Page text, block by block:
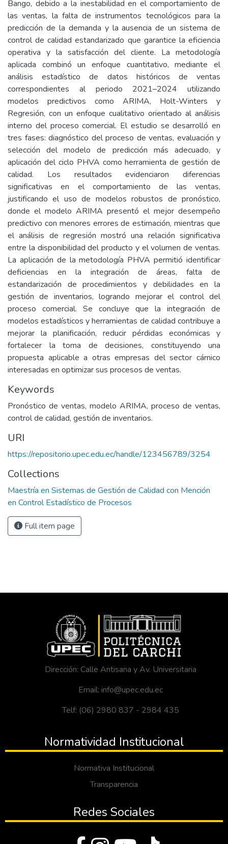
Bango, debido a la inestabilidad en el comportamiento de
las ventas, la falta de instrumentos tecnológicos para la
predicción de la demanda y la ausencia de un sistema de
control de calidad estandarizado que garantice la eficiencia
operativa y la satisfacción del cliente. La metodología
aplicada combinó un enfoque cuantitativo, mediante el
análisis estadístico de datos históricos de ventas
correspondientes al periodo 2021–2024 utilizando
modelos predictivos como ARIMA, Holt-Winters y
Regresión, con un enfoque cualitativo orientado al análisis
interno del proceso comercial. El estudio se desarrolló en
tres fases: diagnóstico del proceso de ventas, evaluación y
selección del modelo de predicción más adecuado, y
aplicación del ciclo PHVA como herramienta de gestión de
calidad. Los resultados evidenciaron diferencias
significativas en el comportamiento de las ventas,
justificando el uso de modelos robustos de pronóstico,
donde el modelo ARIMA presentó el mejor desempeño
predictivo con menores errores de estimación, mientras que
el análisis de regresión mostró una relación significativa
entre la disponibilidad del producto y el volumen de ventas.
La aplicación de la metodología PHVA permitió identificar
deficiencias en la integración de áreas, falta de
estandarización de procedimientos y debilidades en la
gestión de inventarios, logrando mejorar el control del
proceso comercial. Se concluye que la integración de
modelos estadísticos y herramientas de calidad contribuye a
mejorar la planificación, reducir pérdidas económicas y
fortalecer la toma de decisiones, constituyendo una
propuesta aplicable a otras empresas del sector cárnico
interesadas en optimizar sus procesos de ventas.
Keywords
Pronóstico de ventas, modelo ARIMA, proceso de ventas,
control de calidad, gestión de inventarios.
URI
https://repositorio.upec.edu.ec/handle/123456789/3254
Collections
Maestría en Sistemas de Gestión de Calidad con Mención
en Control Estadístico de Procesos
Full item page
Dirección: Calle Antisana y Av. Universitaria
Email: info@upec.edu.ec
Telf: (06) 2980 837 - 2984 435
Normatividad Institucional
Normativa Institucional
Transparencia
Redes Sociales